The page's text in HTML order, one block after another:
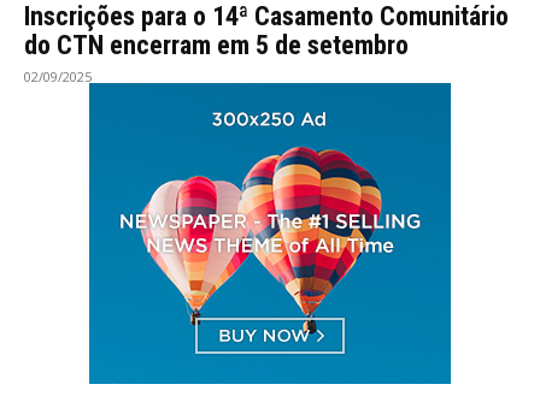
Inscrições para o 14ª Casamento Comunitário
do CTN encerram em 5 de setembro
02/09/2025